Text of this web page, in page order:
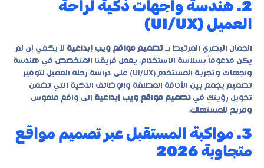
2. هندسة واجهات ذكية لراحة
العميل (UI/UX)
الجمال البصري المرتبط بـ تصميم مواقع ويب إبداعية لا يكفي إن لم
يكن مدعوماً بسلاسة الاستخدام. يعمل فريقنا المتخصص في هندسة
واجهات وتجربة المستخدم (UI/UX) على دراسة رحلة العميل لتوفير
تصميم يجمع بين الأناقة المطلقة والوظائف الذكية التي تضمن
تحويل رؤيتكِ في تصميم مواقع ويب إبداعية إلى واقع ملموس
ومريح للمستهلك.
3. مواكبة المستقبل عبر تصميم مواقع
متجاوبة 2026